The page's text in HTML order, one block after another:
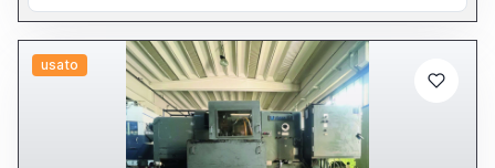
usato